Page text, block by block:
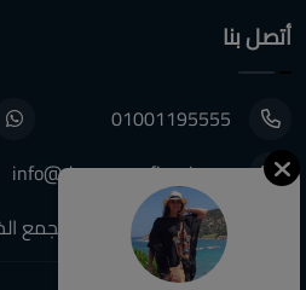
أتصل بنا
01001195555
info@decoupagefleuri.com
٨٨ النرجس عمارات, التجمع الخامس القاهرة